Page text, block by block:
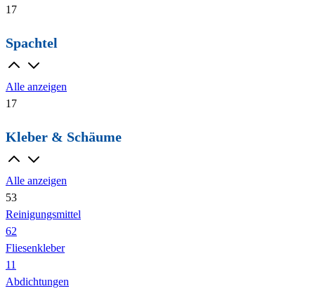
17
Spachtel
Alle anzeigen
17
Kleber & Schäume
Alle anzeigen
53
Reinigungsmittel
62
Fliesenkleber
11
Abdichtungen